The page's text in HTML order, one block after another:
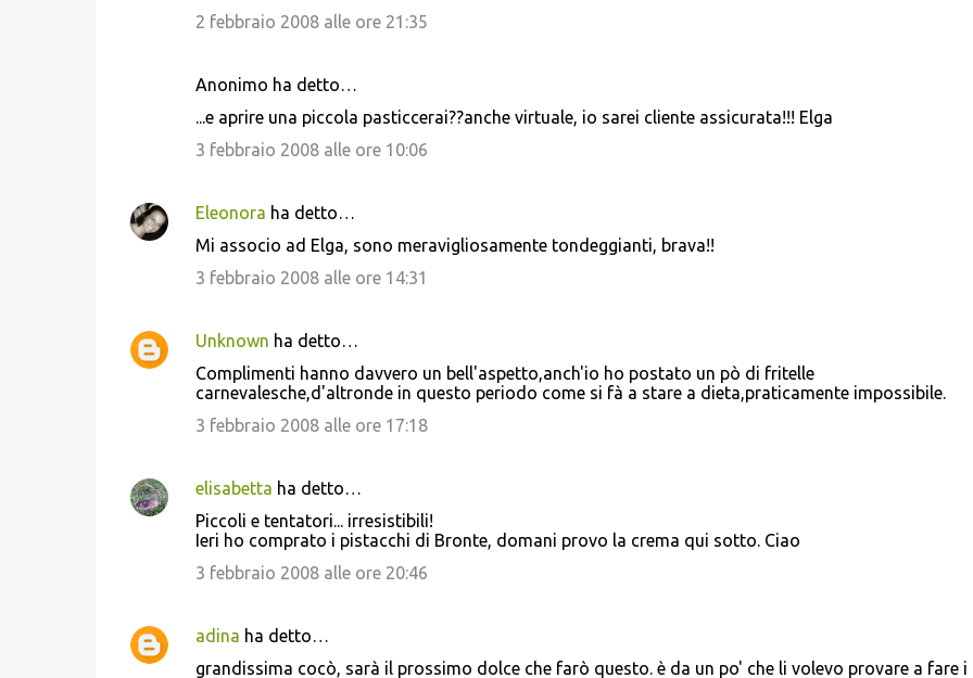
2 febbraio 2008 alle ore 21:35
Anonimo ha detto…
...e aprire una piccola pasticcerai??anche virtuale, io sarei cliente assicurata!!! Elga
3 febbraio 2008 alle ore 10:06
Eleonora ha detto…
Mi associo ad Elga, sono meravigliosamente tondeggianti, brava!!
3 febbraio 2008 alle ore 14:31
Unknown ha detto…
Complimenti hanno davvero un bell'aspetto,anch'io ho postato un pò di fritelle
carnevalesche,d'altronde in questo periodo come si fà a stare a dieta,praticamente impossibile.
3 febbraio 2008 alle ore 17:18
elisabetta ha detto…
Piccoli e tentatori... irresistibili!
Ieri ho comprato i pistacchi di Bronte, domani provo la crema qui sotto. Ciao
3 febbraio 2008 alle ore 20:46
adina ha detto…
grandissima cocò, sarà il prossimo dolce che farò questo. è da un po' che li volevo provare a fare i